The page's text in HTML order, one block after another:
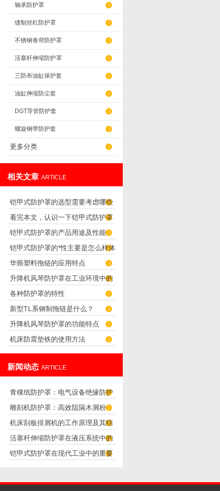
轴承防护罩
缝制丝杠防护罩
不锈钢卷帘防护罩
活塞杆伸缩防护罩
三防布油缸保护套
油缸伸缩防尘套
DGT导管防护套
螺旋钢带防护套
更多分类
相关文章 ARTICLE
铠甲式防护罩的选型需要考虑哪些
因素？
看完本文，认识一下铠甲式防护罩
的特点
铠甲式防护罩的产品用途及性能
铠甲式防护罩的*性主要是怎么样体
现出来的
华蒴塑料拖链的应用特点
升降机风琴防护罩在工业环境中的
重要性
各种防护罩的特性
新型TL系钢制拖链是什么？
升降机风琴防护罩的功能特点
机床防震垫铁的使用方法
新闻动态 ARTICLE
青稞纸防护罩：电气设备绝缘防护
专用方案
雕刻机防护罩：高效阻隔木屑粉
尘，守护设备精度与安全
机床刮板排屑机的工作原理及其结
构分析
活塞杆伸缩防护罩在液压系统中的
应用
铠甲式防护罩在现代工业中的重要